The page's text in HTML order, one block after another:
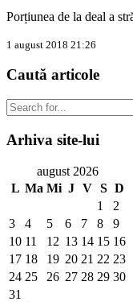
Porțiunea de la deal a
1 august 2018 21:26
Caută articole
Arhiva site-lui
august 2026
L Ma Mi J V S D
1
2
3
4 5 6 7 8
9
10 11 12 13 14 15 16
17 18 19 20 21 22 23
24 25 26 27 28 29 30
31